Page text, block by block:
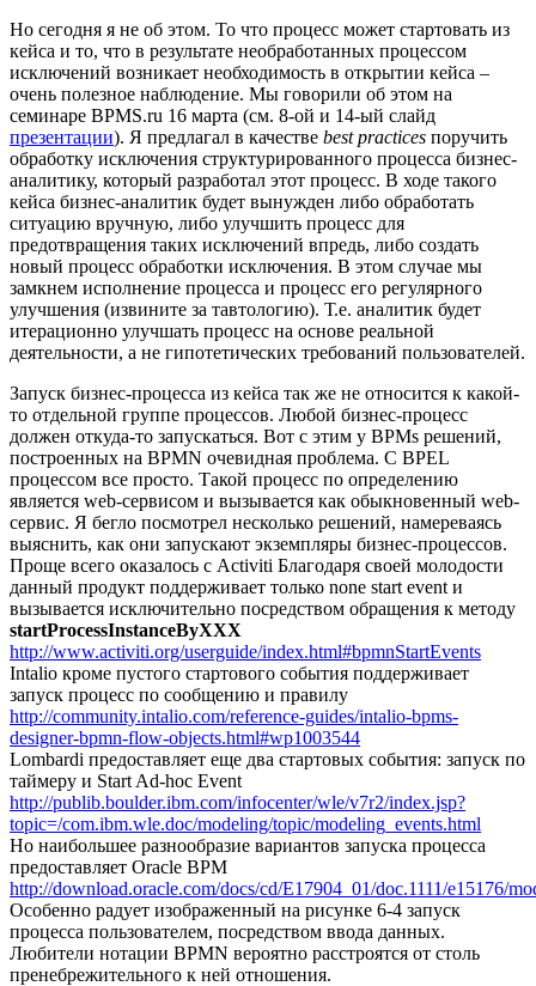
Но сегодня я не об этом. То что процесс может стартовать из
кейса и то, что в результате необработанных процессом
исключений возникает необходимость в открытии кейса –
очень полезное наблюдение. Мы говорили об этом на
семинаре BPMS.ru 16 марта (см. 8-ой и 14-ый слайд
презентации). Я предлагал в качестве best practices поручить
обработку исключения структурированного процесса бизнес-
аналитику, который разработал этот процесс. В ходе такого
кейса бизнес-аналитик будет вынужден либо обработать
ситуацию вручную, либо улучшить процесс для
предотвращения таких исключений впредь, либо создать
новый процесс обработки исключения. В этом случае мы
замкнем исполнение процесса и процесс его регулярного
улучшения (извините за тавтологию). Т.е. аналитик будет
итерационно улучшать процесс на основе реальной
деятельности, а не гипотетических требований пользователей.
Запуск бизнес-процесса из кейса так же не относится к какой-
то отдельной группе процессов. Любой бизнес-процесс
должен откуда-то запускаться. Вот с этим у BPMs решений,
построенных на BPMN очевидная проблема. C BPEL
процессом все просто. Такой процесс по определению
является web-сервисом и вызывается как обыкновенный web-
сервис. Я бегло посмотрел несколько решений, намереваясь
выяснить, как они запускают экземпляры бизнес-процессов.
Проще всего оказалось с Activiti Благодаря своей молодости
данный продукт поддерживает только none start event и
вызывается исключительно посредством обращения к методу
startProcessInstanceByXXX
http://www.activiti.org/userguide/index.html#bpmnStartEvents
Intalio кроме пустого стартового события поддерживает
запуск процесс по сообщению и правилу
http://community.intalio.com/reference-guides/intalio-bpms-
designer-bpmn-flow-objects.html#wp1003544
Lombardi предоставляет еще два стартовых события: запуск по
таймеру и Start Ad-hoc Event
http://publib.boulder.ibm.com/infocenter/wle/v7r2/index.jsp?
topic=/com.ibm.wle.doc/modeling/topic/modeling_events.html
Но наибольшее разнообразие вариантов запуска процесса
предоставляет Oracle BPM
http://download.oracle.com/docs/cd/E17904_01/doc.1111/e15176/
Особенно радует изображенный на рисунке 6-4 запуск
процесса пользователем, посредством ввода данных.
Любители нотации BPMN вероятно расстроятся от столь
пренебрежительного к ней отношения.